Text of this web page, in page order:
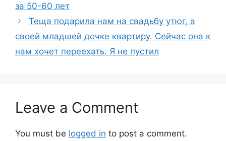
за 50-60 лет
Теща подарила нам на свадьбу утюг, а
своей младшей дочке квартиру. Сейчас она к
нам хочет переехать. Я не пустил
Leave a Comment
You must be logged in to post a comment.